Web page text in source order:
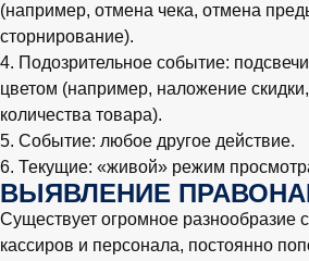
(например, отмена чека, отмена
сторнирование).
4. Подозрительное событие:
цветом (например, наложение
количества товара).
5. Событие: любое другое действие.
6. Текущие: «живой» режим
ВЫЯВЛЕНИЕ
Существует огромное разнообразие
кассиров и персонала, постоянно